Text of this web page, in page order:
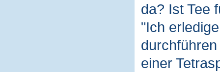
da? Ist Tee
"Ich
einer